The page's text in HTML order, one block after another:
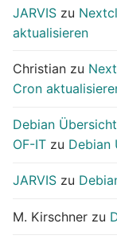
JARVIS zu
aktualisieren
Christian zu
Cron
Debian
OF-IT zu Debian
JARVIS zu
M. Kirschner zu